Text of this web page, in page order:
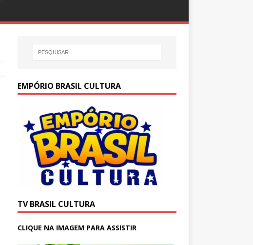
EMPÓRIO BRASIL CULTURA
TV BRASIL CULTURA
CLIQUE NA IMAGEM PARA ASSISTIR